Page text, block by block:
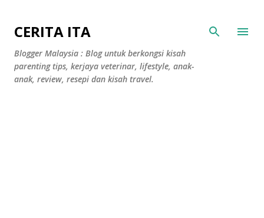
CERITA ITA
Blogger Malaysia : Blog untuk berkongsi kisah
parenting tips, kerjaya veterinar, lifestyle, anak-
anak, review, resepi dan kisah travel.